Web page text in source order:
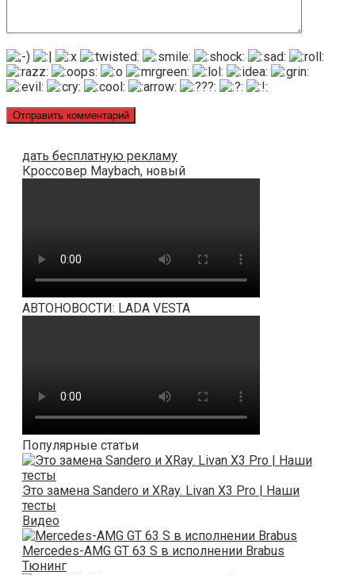
дать бесплатную рекламу
Кроссовер Maybach, новый
АВТОНОВОСТИ: LADA VESTA
Популярные статьи
Это замена Sandero и XRay. Livan X3 Pro | Наши
тесты
Видео
Mercedes-AMG GT 63 S в исполнении Brabus
Тюнинг